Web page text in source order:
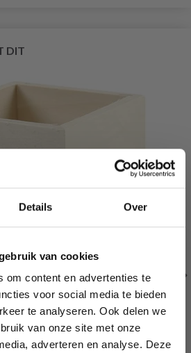
Details Over
van cookies
om content en advertenties te
voor social media te bieden
te analyseren. Ook delen we
van onze site met onze
adverteren en analyse. Deze
DIT